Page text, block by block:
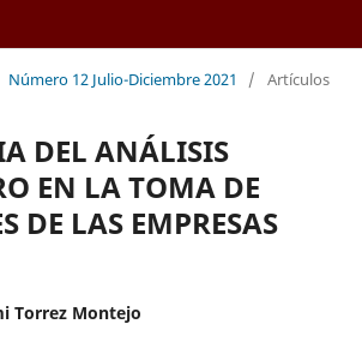
Número 12 Julio-Diciembre 2021 / Artículos
DEL ANÁLISIS
EN LA TOMA DE
DE LAS EMPRESAS
Torrez Montejo